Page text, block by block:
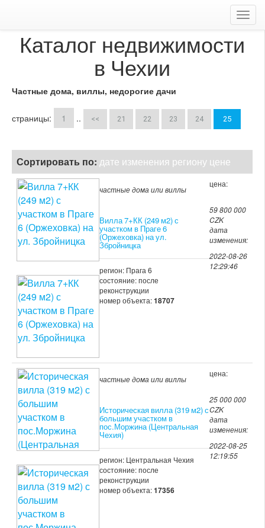
Каталог недвижимости
в Чехии
Частные дома, виллы, недорогие дачи
страницы: 1 .. << 21 22 23 24 25
Сортировать по: дате изменения региону цене
частные дома или виллы
Вилла 7+КК (249 м2) с
участком в Праге 6
(Оржеховка) на ул.
Збройницка
регион: Прага 6
состояние: после
реконструкции
номер объекта:18707
цена:
59 800 000
CZK
дата
изменения:
2022-08-26
12:29:46
частные дома или виллы
Историческая вилла (319 м2) с
большим участком в
пос.Моржина (Центральная
Чехия)
регион: Центральная Чехия
состояние: после
реконструкции
номер объекта:17356
цена:
25 000 000
CZK
дата
изменения:
2022-08-25
12:19:55